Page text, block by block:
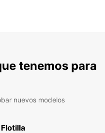
tenemos para
nuevos modelos